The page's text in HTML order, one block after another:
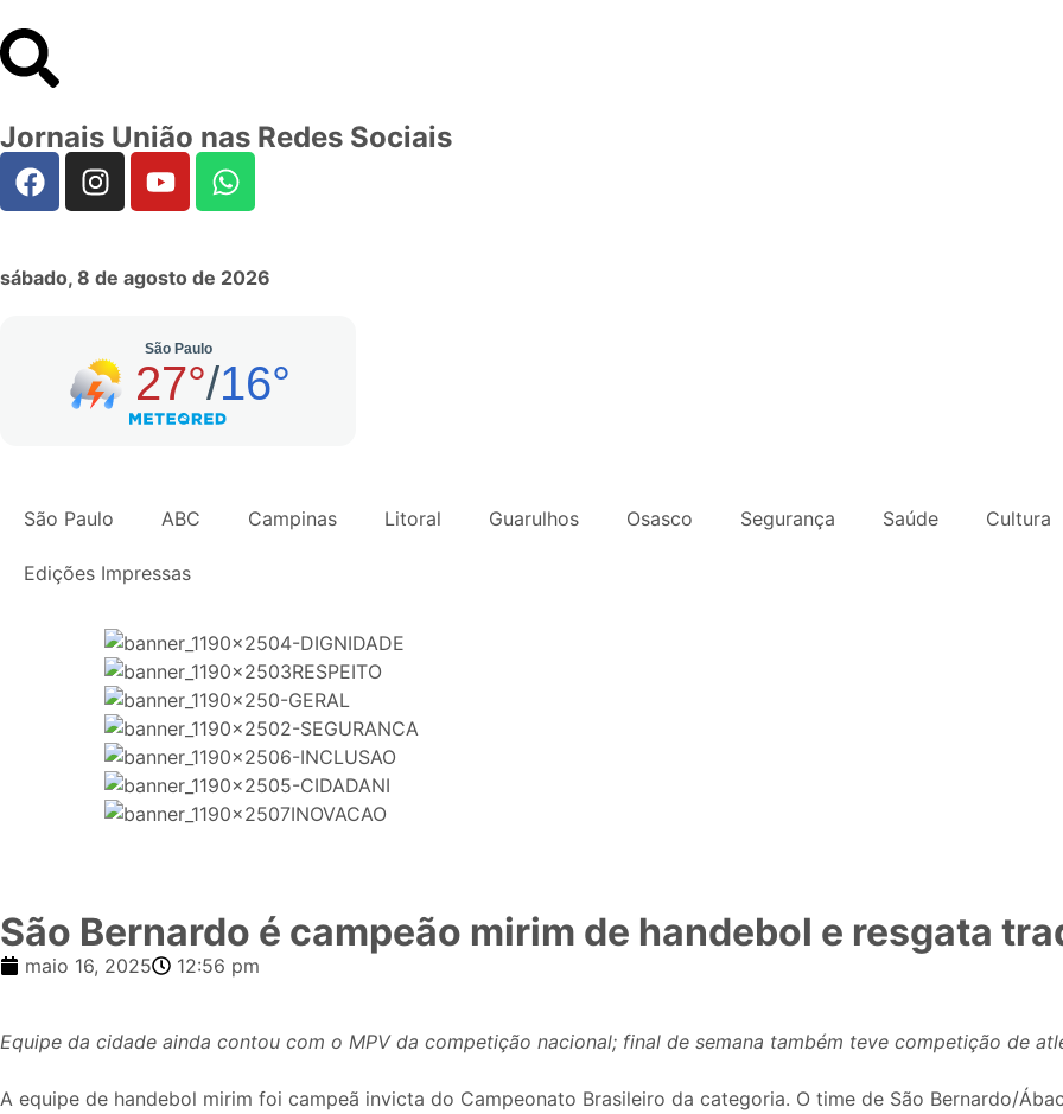
Jornais União nas Redes Sociais
sábado, 8 de agosto de 2026
São Paulo ABC Campinas Litoral Guarulhos Osasco Segurança Saúde Cultura
Edições Impressas
São Bernardo é campeão mirim de handebol e resgata
maio 16, 2025 12:56 pm
Equipe da cidade ainda contou com o MPV da competição nacional; final de semana também teve competição de
A equipe de handebol mirim foi campeã invicta do Campeonato Brasileiro da categoria. O time de São Bernardo/